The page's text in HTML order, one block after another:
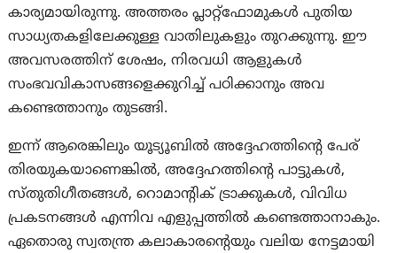
കാര്യമായിരുന്നു. അത്തരം പ്ലാറ്റ്ഫോമുകൾ പുതിയ
സാധ്യതകളിലേക്കുള്ള വാതിലുകളും തുറക്കുന്നു. ഈ
അവസരത്തിന് ശേഷം, നിരവധി ആളുകൾ
സംഭവവികാസങ്ങളെക്കുറിച്ച് പഠിക്കാനും അവ
കണ്ടെത്താനും തുടങ്ങി.
ഇന്ന് ആരെങ്കിലും യൂട്യൂബിൽ അദ്ദേഹത്തിന്റെ പേര്
തിരയുകയാണെങ്കിൽ, അദ്ദേഹത്തിന്റെ പാട്ടുകൾ,
സ്തുതിഗീതങ്ങൾ, റൊമാന്റിക് ട്രാക്കുകൾ, വിവിധ
പ്രകടനങ്ങൾ എന്നിവ എളുപ്പത്തിൽ കണ്ടെത്താനാകും.
ഏതൊരു സ്വതന്ത്ര കലാകാരന്റെയും വലിയ നേട്ടമായി